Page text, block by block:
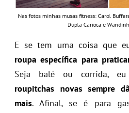
Nas fotos minhas musas fitness: Carol
Dupla Carioca e
E se tem uma coisa que
roupa específica para
Seja balé ou corrida,
roupitchas novas sempre
mais. Afinal, se é para